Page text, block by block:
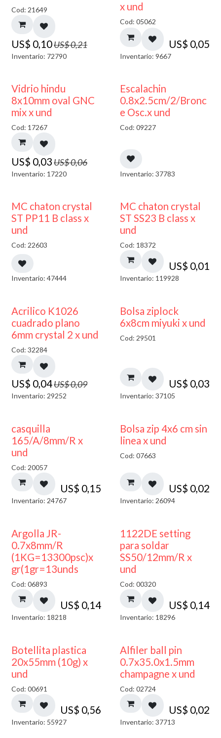
Cod: 21649
US$ 0,10US$0,21
Inventario: 72790
x und
Cod: 05062
US$ 0,05
Inventario: 9667
50% DESCUENTO
Vidrio hindu
8x10mm oval GNC
mix x und
Cod: 17267
US$ 0,03US$0,06
Inventario: 17220
Escalachin
0.8x2.5cm/2/Bronc
e Osc.x und
Cod: 09227
Inventario: 37783
MC chaton crystal
ST PP11 B class x
und
Cod: 22603
Inventario: 47444
MC chaton crystal
ST SS23 B class x
und
Cod: 18372
US$ 0,01
Inventario: 119928
50% DESCUENTO
Acrilico K1026
cuadrado plano
6mm crystal 2 x und
Cod: 32284
US$ 0,04US$0,09
Inventario: 29252
¡NUEVO!
Bolsa ziplock
6x8cm miyuki x und
Cod: 29501
US$ 0,03
Inventario: 37105
casquilla
165/A/8mm/R x
und
Cod: 20057
US$ 0,15
Inventario: 24767
Bolsa zip 4x6 cm sin
linea x und
Cod: 07663
US$ 0,02
Inventario: 26094
Argolla JR-
0.7x8mm/R
(1KG=13300psc)x
gr(1gr=13unds
Cod: 06893
US$ 0,14
Inventario: 18218
1122DE setting
para soldar
SS50/12mm/R x
und
Cod: 00320
US$ 0,14
Inventario: 18296
Botellita plastica
20x55mm (10g) x
und
Cod: 00691
US$ 0,56
Inventario: 55927
Alfiler ball pin
0.7x35.0x1.5mm
champagne x und
Cod: 02724
US$ 0,02
Inventario: 37713